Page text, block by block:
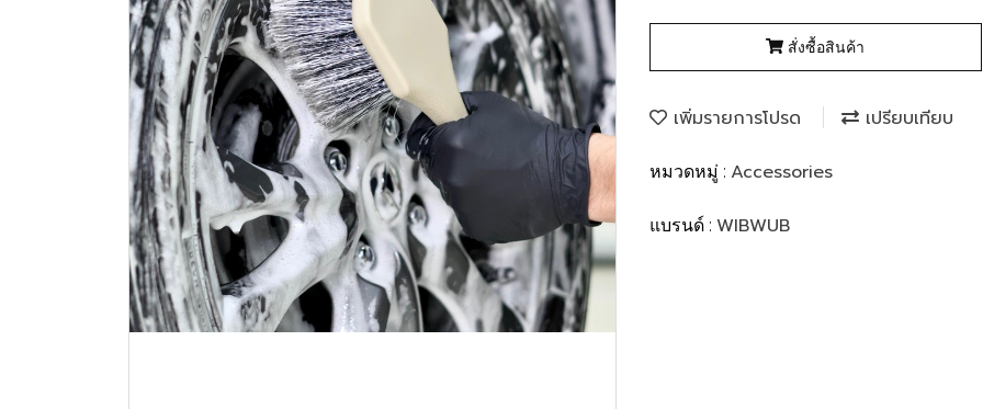
สั่งซื้อสินค้า
เพิ่มรายการโปรด เปรียบเทียบ
หมวดหมู่ : Accessories
แบรนด์ : WIBWUB